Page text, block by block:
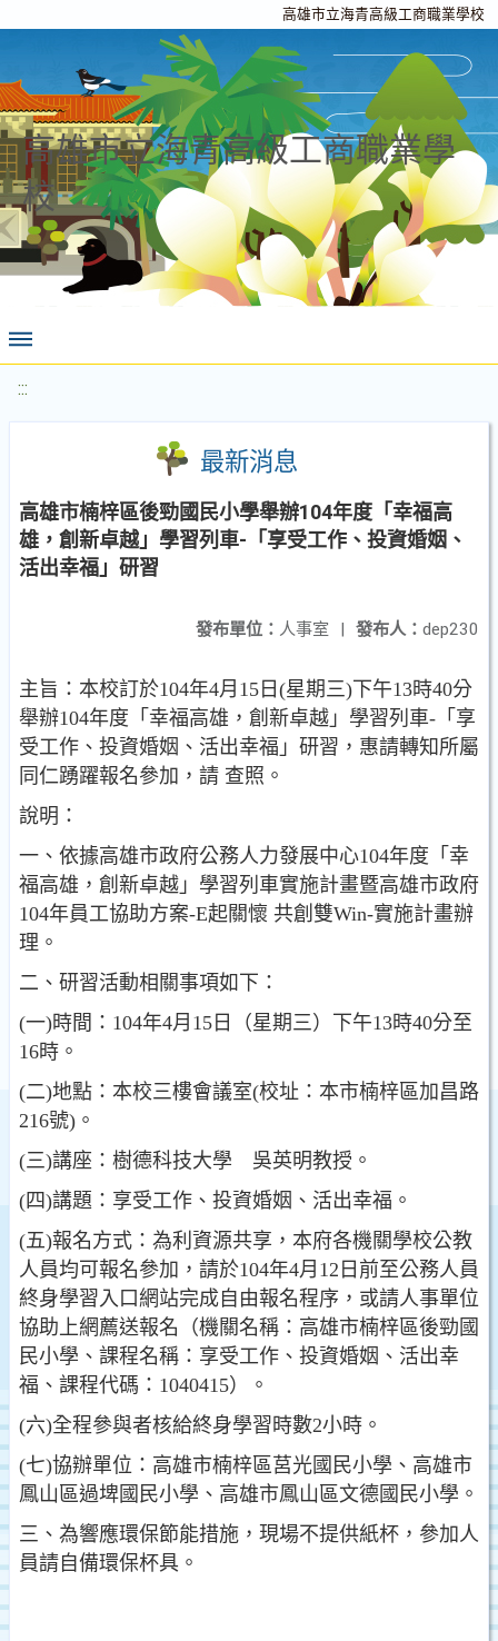
高雄市立海青高級工商職業學校
高雄市立海青高級工商職業學
校
:::
最新消息
高雄市楠梓區後勁國民小學舉辦104年度「幸福高
雄，創新卓越」學習列車-「享受工作、投資婚姻、
活出幸福」研習
發布人： dep230
發布單位： 人事室 |
主旨：本校訂於104年4月15日(星期三)下午13時40分
舉辦104年度「幸福高雄，創新卓越」學習列車-「享
受工作、投資婚姻、活出幸福」研習，惠請轉知所屬
同仁踴躍報名參加，請 查照。
說明：
一、依據高雄市政府公務人力發展中心104年度「幸
福高雄，創新卓越」學習列車實施計畫暨高雄市政府
104年員工協助方案-E起關懷 共創雙Win-實施計畫辦
理。
二、研習活動相關事項如下：
(一)時間：104年4月15日（星期三）下午13時40分至
16時。
(二)地點：本校三樓會議室(校址：本市楠梓區加昌路
216號)。
(三)講座：樹德科技大學 吳英明教授。
(四)講題：享受工作、投資婚姻、活出幸福。
(五)報名方式：為利資源共享，本府各機關學校公教
人員均可報名參加，請於104年4月12日前至公務人員
終身學習入口網站完成自由報名程序，或請人事單位
協助上網薦送報名（機關名稱：高雄市楠梓區後勁國
民小學、課程名稱：享受工作、投資婚姻、活出幸
福、課程代碼：1040415）。
(六)全程參與者核給終身學習時數2小時。
(七)協辦單位：高雄市楠梓區莒光國民小學、高雄市
鳳山區過埤國民小學、高雄市鳳山區文德國民小學。
三、為響應環保節能措施，現場不提供紙杯，參加人
員請自備環保杯具。